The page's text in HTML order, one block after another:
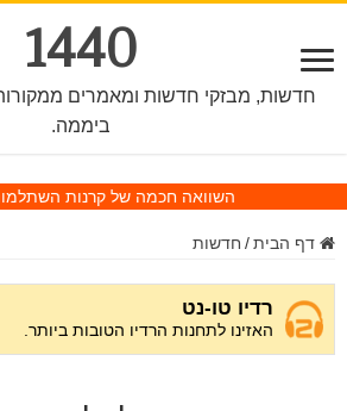
1440
ביממה.
השוואה חכמה של קרנות
דף הבית / חדשות